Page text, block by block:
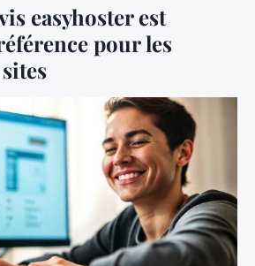
easyhoster est
pour les